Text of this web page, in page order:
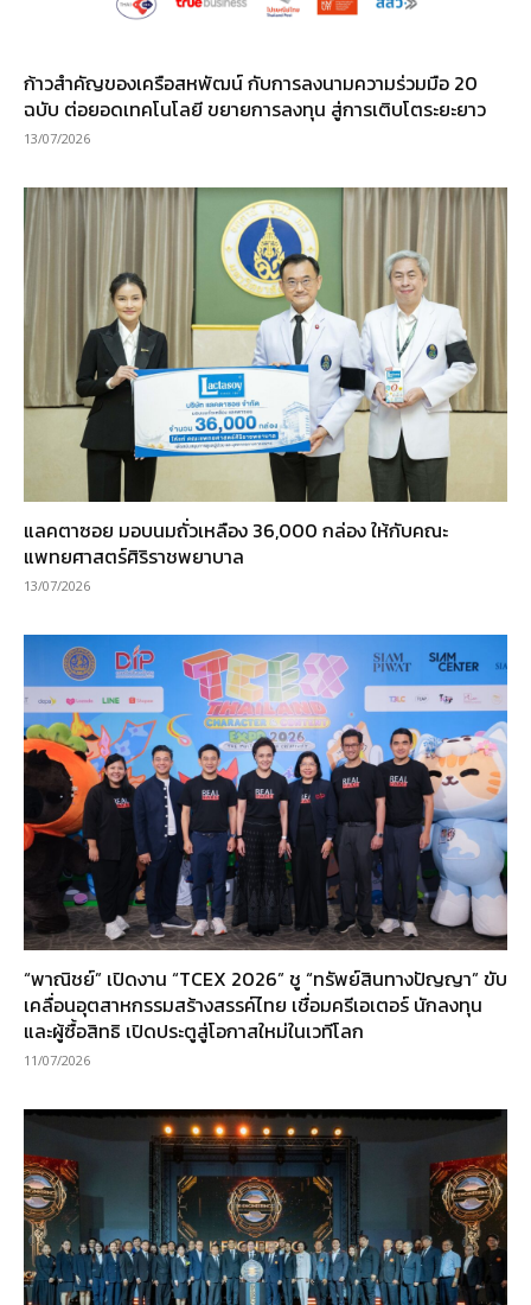
ก้าวสำคัญของเครือสหพัฒน์ กับการลงนามความร่วมมือ 20
ฉบับ ต่อยอดเทคโนโลยี ขยายการลงทุน สู่การเติบโตระยะยาว
13/07/2026
แลคตาซอย มอบนมถั่วเหลือง 36,000 กล่อง ให้กับคณะ
แพทยศาสตร์ศิริราชพยาบาล
13/07/2026
“พาณิชย์” เปิดงาน “TCEX 2026” ชู “ทรัพย์สินทางปัญญา” ขับ
เคลื่อนอุตสาหกรรมสร้างสรรค์ไทย เชื่อมครีเอเตอร์ นักลงทุน
และผู้ซื้อสิทธิ เปิดประตูสู่โอกาสใหม่ในเวทีโลก
11/07/2026